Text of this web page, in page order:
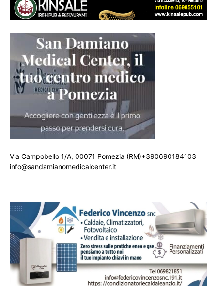
Via Campobello 1/A, 00071 Pomezia (RM)+390690184103
info@sandamianomedicalcenter.it